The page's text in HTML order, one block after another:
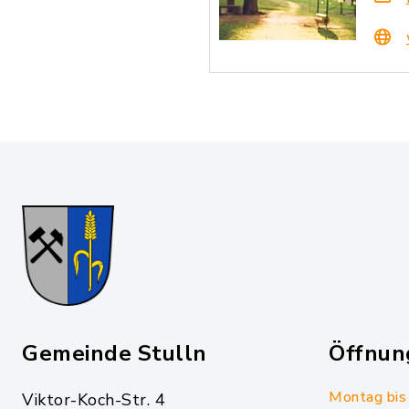
Gemeinde Stulln
Viktor-Koch-Str. 4 Montag